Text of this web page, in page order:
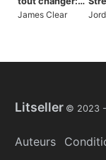
Des habitudes
atomiques pour
James Clear
Litseller © 2023 -
Auteurs